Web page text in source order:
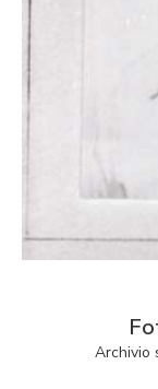
Archivio